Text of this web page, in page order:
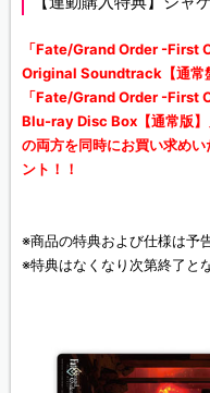
「Fate/Grand Order -First
Original Soundtrack【通常
「Fate/Grand Order -First
Blu-ray Disc Box【通常版】
の両方を同時にお買い求め
ント！！
※商品の特典および仕様は予
※特典はなくなり次第終了と